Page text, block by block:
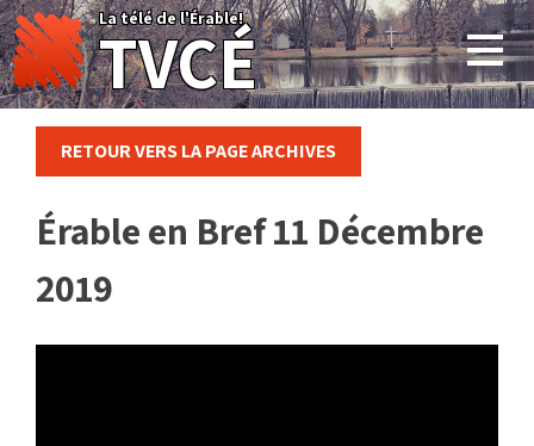
Skip
to
content
La télé de l'Érable!
TVCÉ
RETOUR VERS LA PAGE ARCHIVES
Érable en Bref 11 Décembre
2019